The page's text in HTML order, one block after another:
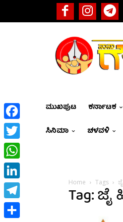
ಮುಖಪುಟ ಕರ್ನಾಟಕ
ಸಿನಿಮಾ
ಚಳವಳಿ
Home Tags
Tag:
Facebook
Twitter
WhatsApp
LinkedIn
Telegram